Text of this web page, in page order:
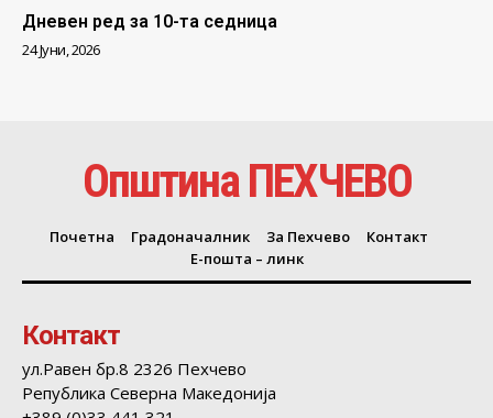
Дневен ред за 10-та седница
24 Јуни, 2026
Општина ПЕХЧЕВО
Почетна Градоначалник За Пехчево
Контакт
Е-пошта – линк
Контакт
ул.Равен бр.8 2326 Пехчево
Република Северна Македонија